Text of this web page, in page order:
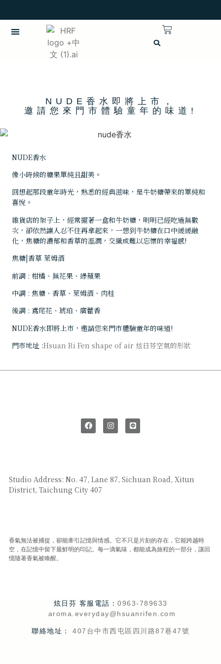
NUDE香水即將上市，
邀請您來門市體驗童年的味道!
NUDE香水
像小時候的糖果單純且甜美。
回想起那段童年時光，熟悉的經典滋味，是牛奶糖帶來的單純和
喜悅。
雜貨店的架子上，經常擺著一盒和牛奶糖，明明已經吃過無數
次，卻依然讓人忍不住再拿起來，一想到牛奶糖在口中緩緩融
化，焦糖的濃郁和香草的溫潤，交織成難以忘懷的幸福感!
焦糖|香草 萊姆酒
前調 : 柑橘、無花果、綠蘋果
中調 : 焦糖、香草、萊姆酒、肉桂
後調 : 鳶尾花、琥珀、廣藿香
NUDE香水即將上市，邀請您來門市體驗童年的味道!
門市地址 :Hsuan Ri Fen shape of air 炫日芬空氣的形狀
Studio Address: No. 47, Lane 87, Sichuan Road, Xitun
District, Taichung City 407
香氣無法被捕捉，卻能牽引記憶與情感。它不只是片刻的存在，它能跨越時
空，在記憶中留下最鮮明的印記。每一滴氣味，都能成為旅程的一部分，讓回
憶隨著香氣被喚醒。
炫日芬 客服電話： 0963-789633
aroma.everyday@hsuanrifen.com
聯絡地址： 407台中市西屯區四川路87巷47號